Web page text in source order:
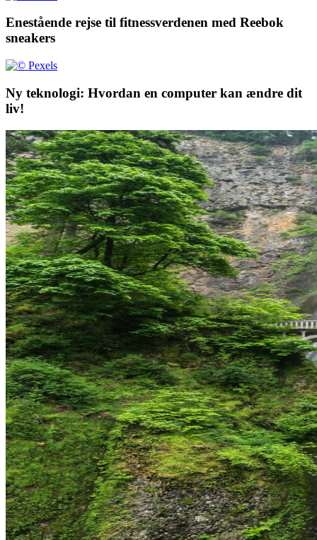
Enestående rejse til fitnessverdenen med Reebok
sneakers
Ny teknologi: Hvordan en computer kan ændre dit
liv!